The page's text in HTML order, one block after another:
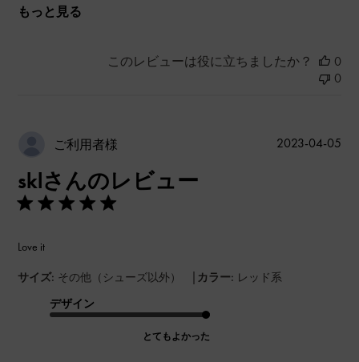
もっと見る
このレビューは役に立ちましたか？
0
0
ご利用者様
sklさんのレビュー
Love it
サイズ: その他（シューズ以外） | カラー: レッド系
デザイン
とてもよかった
公
2023-04-05